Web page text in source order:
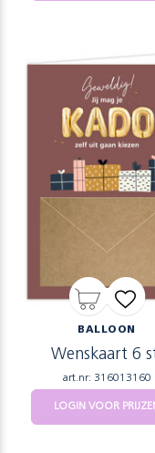
BALLOON
Wenskaart 6
art.nr: 316013160
LOGIN VOOR